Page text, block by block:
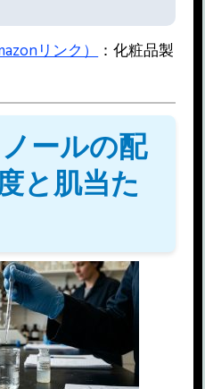
リンク）
：化粧品製
ールの配
と肌当た